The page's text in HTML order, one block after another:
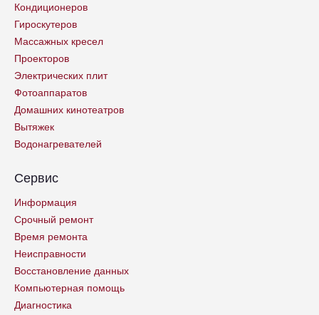
Кондиционеров
Гироскутеров
Массажных кресел
Проекторов
Электрических плит
Фотоаппаратов
Домашних кинотеатров
Вытяжек
Водонагревателей
Сервис
Информация
Срочный ремонт
Время ремонта
Неисправности
Восстановление данных
Компьютерная помощь
Диагностика